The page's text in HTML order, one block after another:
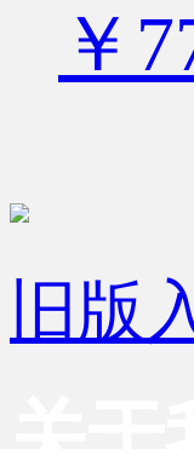
￥
旧版